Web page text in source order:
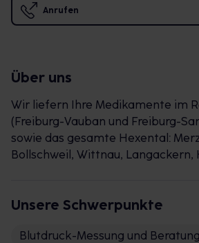
Anrufen
Über uns
Wir liefern Ihre Medikamente im
(Freiburg-Vauban und Freiburg-
sowie das gesamte Hexental:
Bollschweil, Wittnau, Langackern,
Unsere Schwerpunkte
Blutdruck-Messung und Beratung